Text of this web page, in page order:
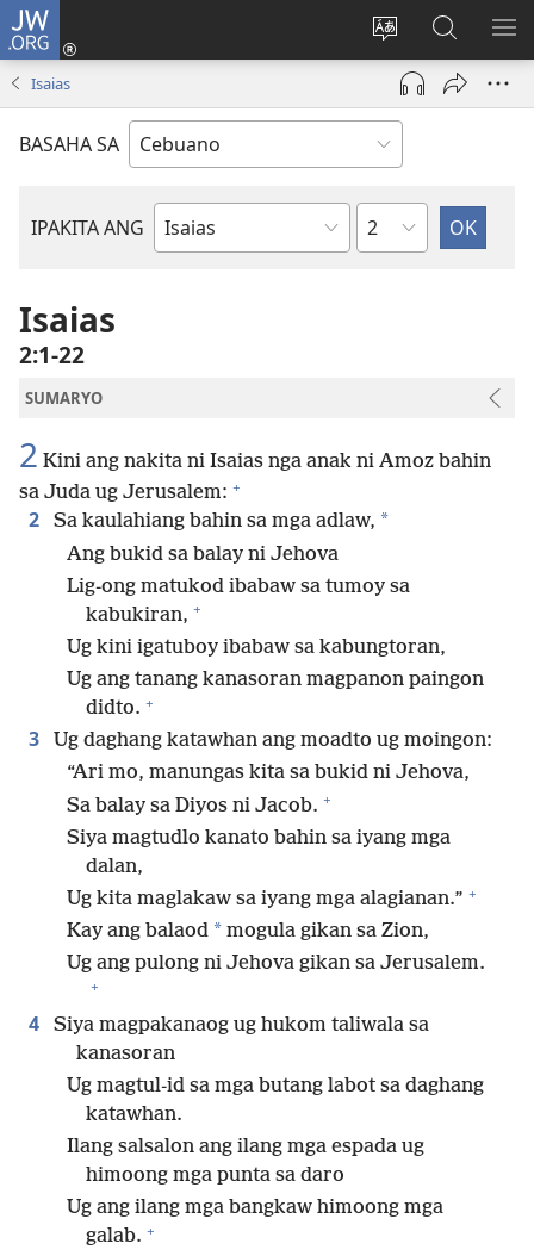
JW.ORG
Ilisi
ang
pinulongan
sa
site
Log
open
ug
window)
Pangitaa
sa
JW.ORG
Isaias
BASAHA SA
IPAKITA ANG
Basahon
Kapitulo
Isaias
2:1-22
SUMARYO
2 Kini ang nakita ni Isaias nga anak ni Amoz bahin
sa Juda ug Jerusalem: +
2 Sa kaulahiang bahin sa mga adlaw, *
Ang bukid sa balay ni Jehova
Lig-ong matukod ibabaw sa tumoy sa
kabukiran, +
Ug kini igatuboy ibabaw sa kabungtoran,
Ug ang tanang kanasoran magpanon paingon
didto. +
3
Ug daghang katawhan ang moadto ug moingon:
“Ari mo, manungas kita sa bukid ni Jehova,
Sa balay sa Diyos ni Jacob. +
Siya magtudlo kanato bahin sa iyang mga
dalan,
Ug kita maglakaw sa iyang mga alagianan.” +
Kay ang balaod * mogula gikan sa Zion,
Ug ang pulong ni Jehova gikan sa Jerusalem.
+
4
Siya magpakanaog ug hukom taliwala sa
kanasoran
Ug magtul-id sa mga butang labot sa daghang
katawhan.
Ilang salsalon ang ilang mga espada ug
himoong mga punta sa daro
Ug ang ilang mga bangkaw himoong mga
galab. +